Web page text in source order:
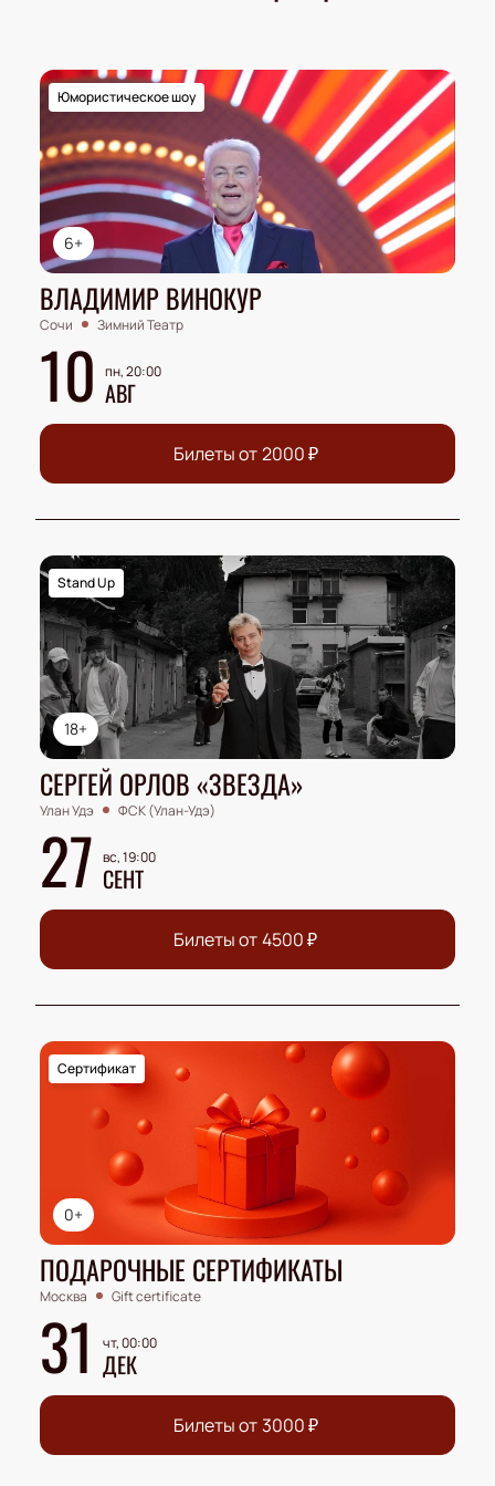
6+
Юмористическое шоу
ВЛАДИМИР ВИНОКУР
Сочи Зимний Театр
10 пн, 20:00
АВГ
Билеты от 2000₽
18+
Stand Up
СЕРГЕЙ ОРЛОВ «ЗВЕЗДА»
Улан Удэ ФСК (Улан-Удэ)
27 вс, 19:00
СЕНТ
Билеты от4500₽
0+
Сертификат
ПОДАРОЧНЫЕ СЕРТИФИКАТЫ
Москва Gift certificate
31 чт, 00:00
ДЕК
Билеты от 3000₽